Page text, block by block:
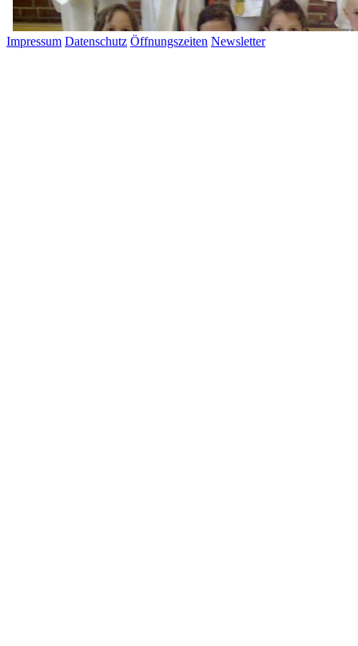
Impressum Datenschutz Öffnungszeiten Newsletter